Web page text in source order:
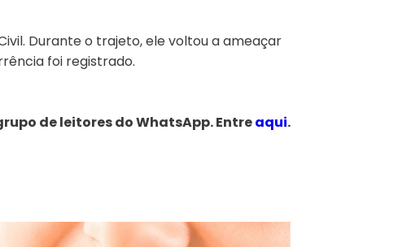
Durante o trajeto, ele voltou a ameaçar
foi registrado.
de leitores do WhatsApp. Entreaqui.